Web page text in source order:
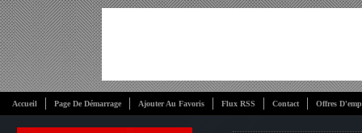
Accueil Page De Démarrage Ajouter Au Favoris Flux RSS Contact Offres